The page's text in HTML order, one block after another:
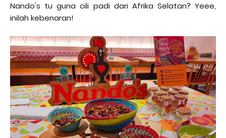
Nando's tu guna cili padi dari Afrika Selatan? Yeee,
inilah kebenaran!